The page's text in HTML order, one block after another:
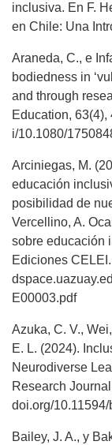
inclusiva. En F.
en Chile: Una
Araneda, C., e
bodiedness in
and through
Education, 63(4),
i/10.1080/
Arciniegas, M.
educación
posibilidad de
Vercellino, A.
sobre educación
Ediciones
E00003.pdf
Azuka, C. V.,
E. L. (2024).
Neurodiverse
Research
doi.org/10.11594/
Bailey, J. A., y